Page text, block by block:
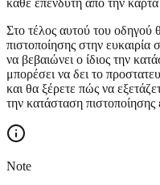
Στο τέλος αυτού του οδηγού
πιστοποίησης στην
να βεβαιώνει ο ίδιος την
μπορέσει να δει το
και θα ξέρετε πώς να
την κατάσταση πιστοποίησης
Note